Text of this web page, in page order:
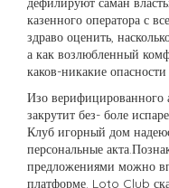
казенного оператора с
здраво оценить,
а как возлюбленный
каков-никакие
Изо верифицированного
закрутит без- боле
Клуб игорный дом
персональные
предложениями можно
платформе. Loto Club